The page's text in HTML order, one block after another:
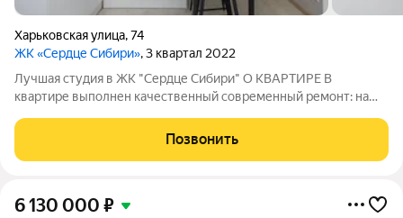
Харьковская улица,74
ЖК «Сердце Сибири», 3 квартал 2022
Лучшая студия в ЖК "Сердце Сибири" О КВАРТИРЕ В
квартире выполнен качественный современный ремонт: на
керамогранитом. При продаже в квартире всё остаётся,
включая кондиционер: кухонный гарнитур
Позвонить
6 130 000 ₽